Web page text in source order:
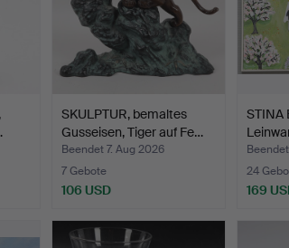
SKULPTUR, bemaltes
Gusseisen, Tiger auf Fe…
Beendet 7. Aug 2026
7 Gebote
106 USD
STINA
24
169